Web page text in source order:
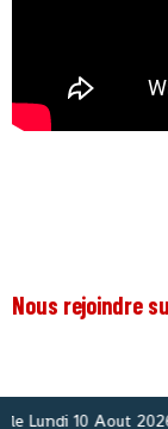
Nous rejoindre